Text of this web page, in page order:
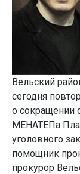
Вельский
сегодня
о сокращении
МЕНАТЕПа
уголовного
помощник
прокурор